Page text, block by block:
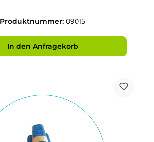
Produktnummer: 09015
In den Anfragekorb